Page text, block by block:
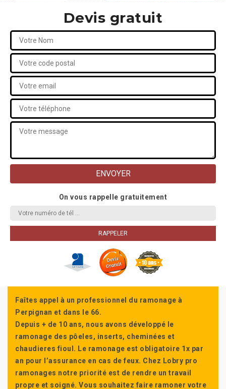
Devis gratuit
On vous rappelle gratuitement
Faîtes appel à un professionnel du ramonage à
Perpignan et dans le 66.
Depuis + de 10 ans, nous avons développé le
ramonage des pôeles, inserts, cheminées et
chaudieres fioul. Le ramonage est obligatoire 1x par
an pour l’assurance en cas de feux. Chez Lobry pro
ramonages notre priorité est de rendre un travail
propre et soigné. Vous souhaitez faire ramoner votre